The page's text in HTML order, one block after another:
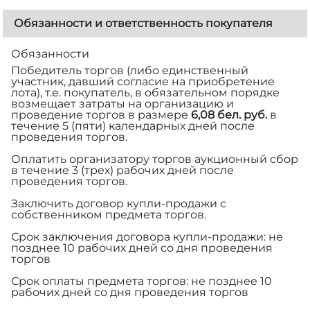
Обязанности и ответственность покупателя
Обязанности
Победитель торгов (либо единственный
участник, давший согласие на приобретение
лота), т.е. покупатель, в обязательном порядке
возмещает затраты на организацию и
проведение торгов в размере 6,08 бел. руб.в
течение 5 (пяти) календарных дней после
проведения торгов.
Оплатить организатору торгов аукционный сбор
в течение 3 (трех) рабочих дней после
проведения торгов.
Заключить договор купли-продажи с
собственником предмета торгов.
Срок заключения договора купли-продажи: не
позднее 10 рабочих дней со дня проведения
торгов
Срок оплаты предмета торгов: не позднее 10
рабочих дней со дня проведения торгов